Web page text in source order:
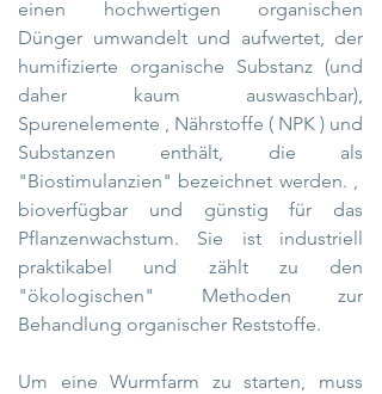
einen hochwertigen organischen
Dünger umwandelt und aufwertet, der
humifizierte organische Substanz (und
daher kaum auswaschbar),
Spurenelemente , Nährstoffe ( NPK ) und
Substanzen enthält, die als
"Biostimulanzien" bezeichnet werden. ,
bioverfügbar und günstig für das
Pflanzenwachstum. Sie ist industriell
praktikabel und zählt zu den
"ökologischen" Methoden zur
Behandlung organischer Reststoffe.
Um eine Wurmfarm zu starten, muss